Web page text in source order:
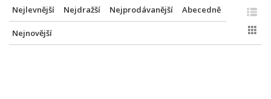
Nejlevnější Nejdražší Nejprodávanější Abecedně
Nejnovější